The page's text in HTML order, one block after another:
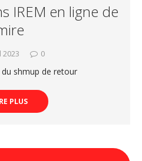
IREM en ligne de
2023 0
du shmup de retour
PLUS